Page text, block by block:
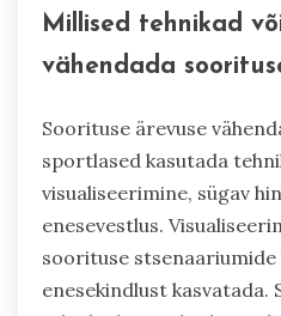
Millised tehnikad
vähendada
Soorituse ärevuse
sportlased kasutada
visualiseerimine, sügav
enesevestlus.
soorituse
enesekindlust kasvatada.